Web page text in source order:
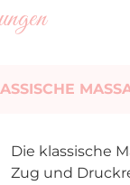
Die klassische
Zug und